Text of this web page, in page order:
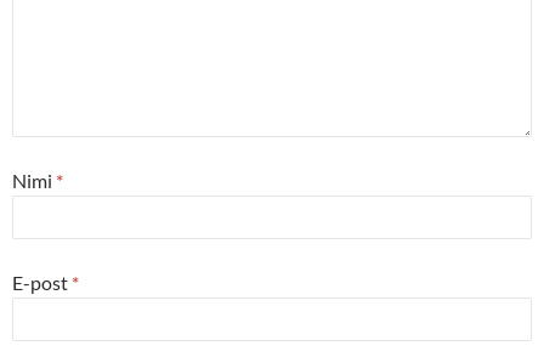
Nimi *
E-post *